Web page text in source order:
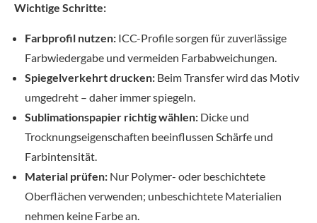
Wichtige Schritte:
Farbprofil nutzen: ICC-Profile sorgen für zuverlässige
Farbwiedergabe und vermeiden Farbabweichungen.
Spiegelverkehrt drucken: Beim Transfer wird das Motiv
umgedreht – daher immer spiegeln.
Sublimationspapier richtig wählen: Dicke und
Trocknungseigenschaften beeinflussen Schärfe und
Farbintensität.
Material prüfen: Nur Polymer- oder beschichtete
Oberflächen verwenden; unbeschichtete Materialien
nehmen keine Farbe an.